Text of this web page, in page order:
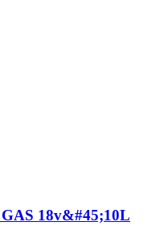
18v&#45;10L